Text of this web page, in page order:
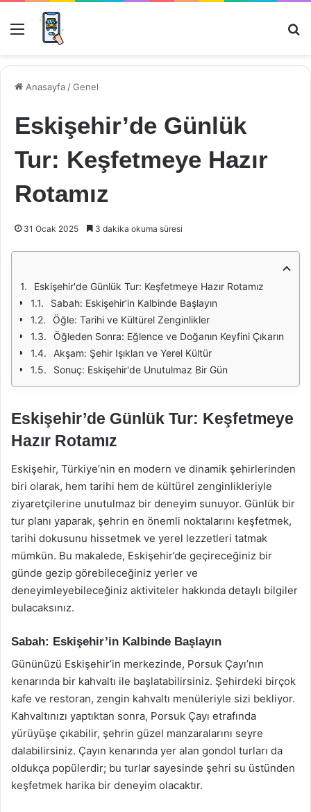
Menü
Anasayfa /Genel
Eskişehir’de Günlük
Tur: Keşfetmeye Hazır
Rotamız
31 Ocak 2025 3 dakika okuma süresi
Eskişehir'de Günlük Tur: Keşfetmeye Hazır Rotamız
Sabah: Eskişehir’in Kalbinde Başlayın
Öğle: Tarihi ve Kültürel Zenginlikler
Öğleden Sonra: Eğlence ve Doğanın Keyfini Çıkarın
Akşam: Şehir Işıkları ve Yerel Kültür
Sonuç: Eskişehir'de Unutulmaz Bir Gün
Eskişehir’de Günlük Tur: Keşfetmeye
Hazır Rotamız
Eskişehir, Türkiye’nin en modern ve dinamik şehirlerinden
biri olarak, hem tarihi hem de kültürel zenginlikleriyle
ziyaretçilerine unutulmaz bir deneyim sunuyor. Günlük bir
tur planı yaparak, şehrin en önemli noktalarını keşfetmek,
tarihi dokusunu hissetmek ve yerel lezzetleri tatmak
mümkün. Bu makalede, Eskişehir’de geçireceğiniz bir
günde gezip görebileceğiniz yerler ve
deneyimleyebileceğiniz aktiviteler hakkında detaylı bilgiler
bulacaksınız.
Sabah: Eskişehir’in Kalbinde Başlayın
Gününüzü Eskişehir’in merkezinde, Porsuk Çayı’nın
kenarında bir kahvaltı ile başlatabilirsiniz. Şehirdeki birçok
kafe ve restoran, zengin kahvaltı menüleriyle sizi bekliyor.
Kahvaltınızı yaptıktan sonra, Porsuk Çayı etrafında
yürüyüşe çıkabilir, şehrin güzel manzaralarını seyre
dalabilirsiniz. Çayın kenarında yer alan gondol turları da
oldukça popülerdir; bu turlar sayesinde şehri su üstünden
keşfetmek harika bir deneyim olacaktır.